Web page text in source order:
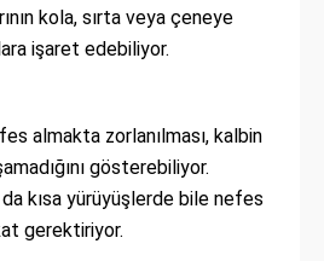
kola, sırta veya çeneye
işaret edebiliyor.
almakta zorlanılması, kalbin
gösterebiliyor.
kısa yürüyüşlerde bile nefes
gerektiriyor.